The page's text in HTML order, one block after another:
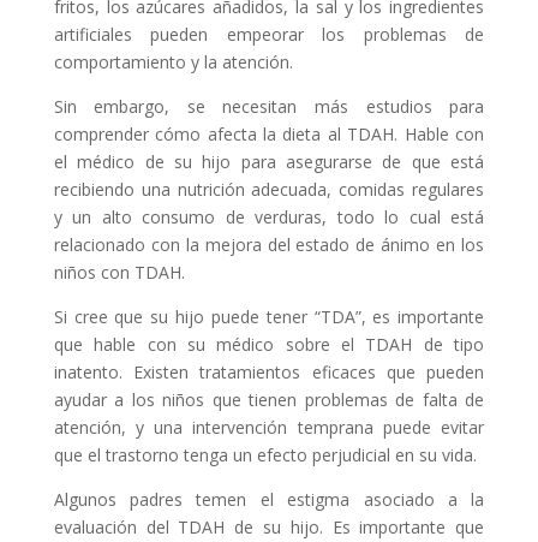
fritos, los azúcares añadidos, la sal y los ingredientes
artificiales pueden empeorar los problemas de
comportamiento y la atención.
Sin embargo, se necesitan más estudios para
comprender cómo afecta la dieta al TDAH. Hable con
el médico de su hijo para asegurarse de que está
recibiendo una nutrición adecuada, comidas regulares
y un alto consumo de verduras, todo lo cual está
relacionado con la mejora del estado de ánimo en los
niños con TDAH.
Si cree que su hijo puede tener “TDA”, es importante
que hable con su médico sobre el TDAH de tipo
inatento. Existen tratamientos eficaces que pueden
ayudar a los niños que tienen problemas de falta de
atención, y una intervención temprana puede evitar
que el trastorno tenga un efecto perjudicial en su vida.
Algunos padres temen el estigma asociado a la
evaluación del TDAH de su hijo. Es importante que